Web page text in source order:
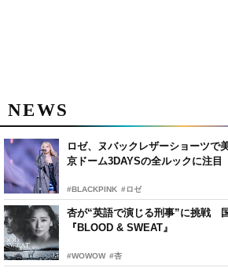
NEWS
ロゼ、ヌバックレザーショーツ
京ドーム3DAYSの全ルックに注目
#BLACKPINK #ロゼ
杏が“英語で演じる刑事”に挑戦
『BLOOD & SWEAT』
#WOWOW #杏